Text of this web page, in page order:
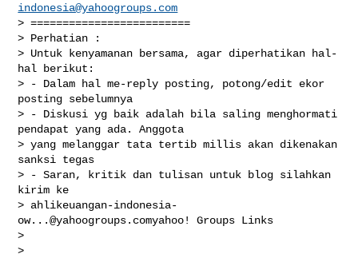
indonesia@yahoogroups.com
> =========================
> Perhatian :
> Untuk kenyamanan bersama, agar diperhatikan hal-
hal berikut:
> - Dalam hal me-reply posting, potong/edit ekor
posting sebelumnya
> - Diskusi yg baik adalah bila saling menghormati
pendapat yang ada. Anggota
> yang melanggar tata tertib millis akan dikenakan
sanksi tegas
> - Saran, kritik dan tulisan untuk blog silahkan
kirim ke
> ahlikeuangan-indonesia-
ow...@yahoogroups.comyahoo! Groups Links
>
>